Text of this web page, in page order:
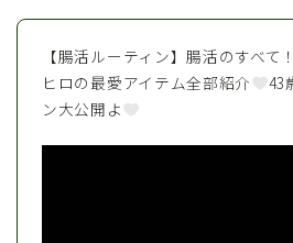
【腸活ルーティン】腸活のすべて
ヒロの最愛アイテム全部紹介
43
ン大公開よ